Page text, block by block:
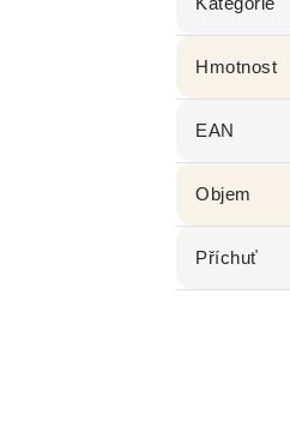
Hmotnost
EAN
Objem
Příchuť